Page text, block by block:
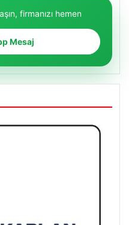
firmanızı hemen
Mesaj